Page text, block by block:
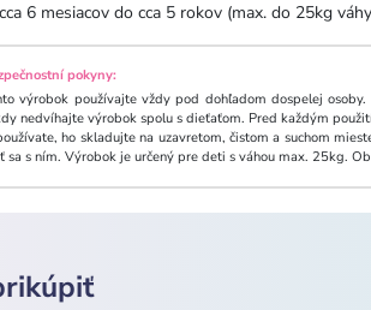
6 mesiacov do cca 5 rokov (max. do 25kg
pokyny:
výrobok používajte vždy pod dohľadom dospelej
nedvíhajte výrobok spolu s dieťaťom. Pred každým
ho skladujte na uzavretom, čistom a suchom
sa s ním. Výrobok je určený pre deti s váhou max. 25kg.